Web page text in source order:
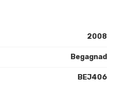
2008
Begagnad
BEJ406